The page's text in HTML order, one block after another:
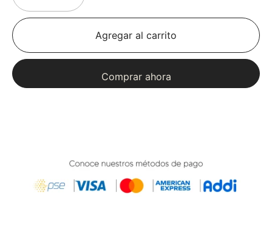
Agregar al carrito
Comprar ahora